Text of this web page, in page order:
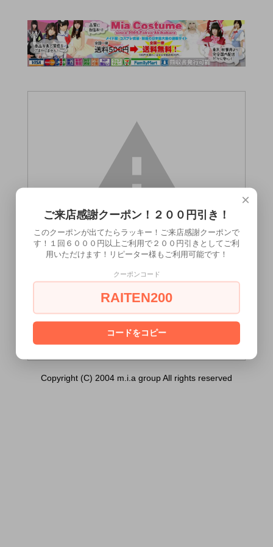
ートハーネス（Ｌ））は18歳未満の方には
[ はい ] [ いいえ ]
Copyright (C) 2004 m.i.a group All rights reserved
×
ご来店感謝クーポン！２００円引き！
このクーポンが出てたらラッキー！ご来店感謝クーポンで
す！１回６０００円以上ご利用で２００円引きとしてご利
用いただけます！リピーター様もご利用可能です！
クーポンコード
RAITEN200
コードをコピー